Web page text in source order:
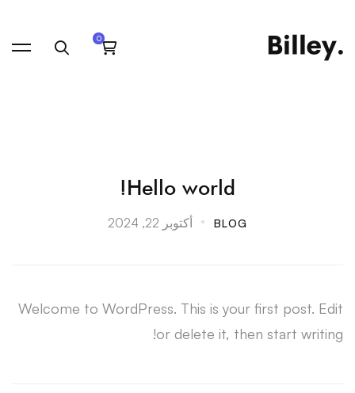
Hello world!
BLOG أكتوبر 22, 2024
Welcome to WordPress. This is your first post. Edit
or delete it, then start writing!